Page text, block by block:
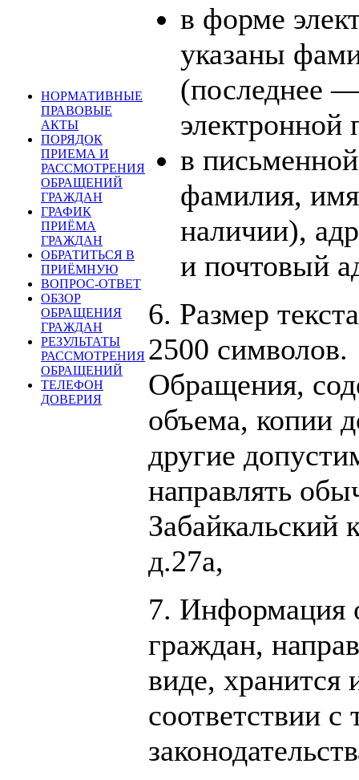
НОРМАТИВНЫЕ
ПРАВОВЫЕ
АКТЫ
ПОРЯДОК
ПРИЕМА И
РАССМОТРЕНИЯ
ОБРАЩЕНИЙ
ГРАЖДАН
ГРАФИК
ПРИЁМА
ГРАЖДАН
ОБРАТИТЬСЯ В
ПРИЁМНУЮ
ВОПРОС-ОТВЕТ
ОБЗОР
ОБРАЩЕНИЯ
ГРАЖДАН
РЕЗУЛЬТАТЫ
РАССМОТРЕНИЯ
ОБРАЩЕНИЙ
ТЕЛЕФОН
ДОВЕРИЯ
в форме
указаны
(последнее
в
фамилия,
наличии),
и почтовый
6. Размер
2500 символов.
Обращения,
объема, копии
другие
направлять
Забайкальский
д.27а,
7. Информация
граждан,
виде, хранится
соответствии с